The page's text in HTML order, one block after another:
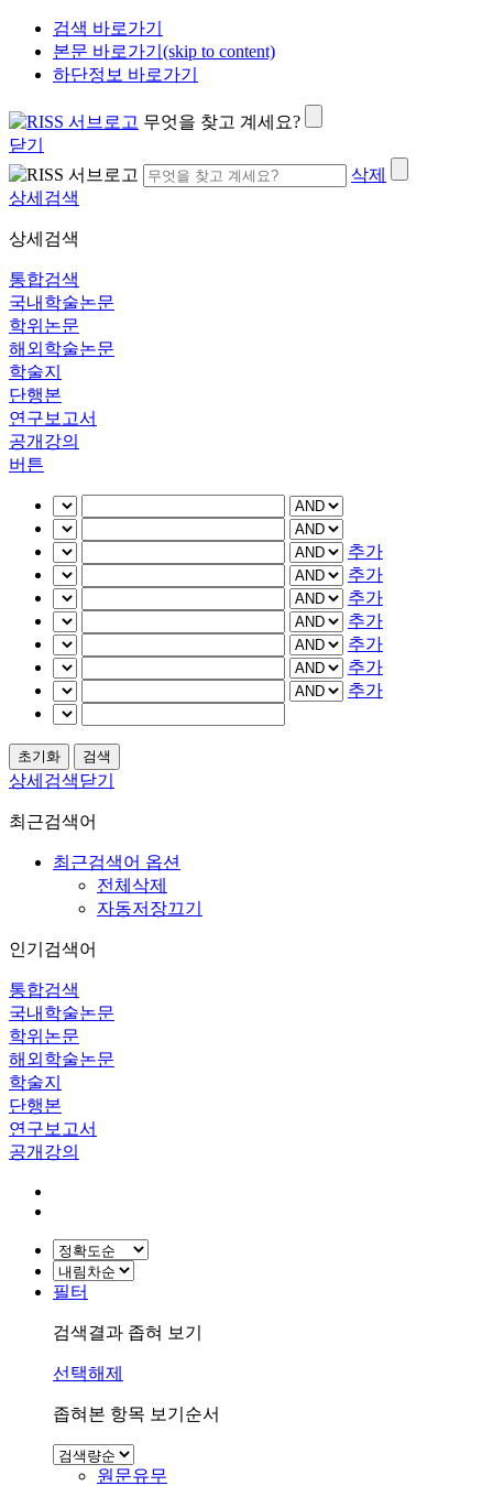
검색 바로가기
본문 바로가기(skip to content)
하단정보 바로가기
무엇을 찾고 계세요?
닫기
삭제
상세검색
상세검색
통합검색
국내학술논문
학위논문
해외학술논문
학술지
단행본
연구보고서
공개강의
버튼
추가
추가
추가
추가
추가
추가
추가
상세검색닫기
최근검색어
최근검색어 옵션
전체삭제
자동저장끄기
인기검색어
통합검색
국내학술논문
학위논문
해외학술논문
학술지
단행본
연구보고서
공개강의
필터
검색결과 좁혀 보기
선택해제
좁혀본 항목 보기순서
원문유무